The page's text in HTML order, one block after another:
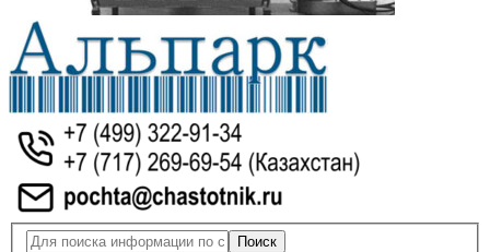
Поиск